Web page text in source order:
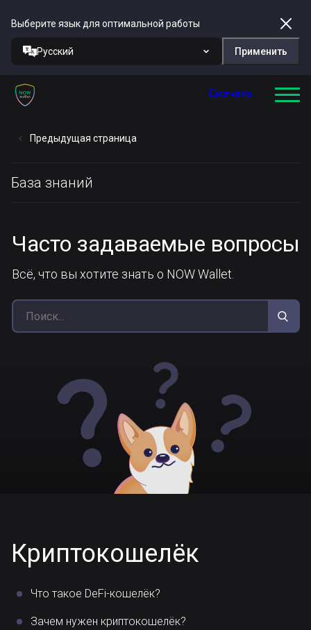
Выберите язык для оптимальной работы
Русский Применить
Скачать
Предыдущая страница
База знаний
Часто задаваемые вопросы
Всё, что вы хотите знать о NOW Wallet.
Криптокошелёк
Что такое DeFi-кошелёк?
Зачем нужен криптокошелёк?